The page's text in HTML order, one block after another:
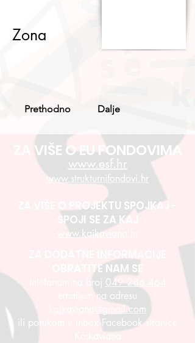
Zona
Prethodno Dalje
ZA VIŠE O EU FONDOVIMA
www.esf.hr
www.strukturnifondovi.hr
ZA VIŠE O PROJEKTU SPOJKAJ -
SPOJI SE ZA KAJ
www.kajkaviana.hr
ZA DODATNE INFORMACIJE
OBRATITE NAM SE
telefonom na broj 049 286 464
emailom na adresu
kajkaviana@gmail.com
ili porukom u inbox Facebook stranice
Kajkaviana